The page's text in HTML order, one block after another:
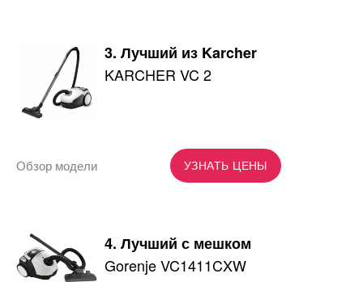
3. Лучший из Karcher
KARCHER VC 2
УЗНАТЬ ЦЕНЫ
Обзор модели
4. Лучший с мешком
Gorenje VC1411CXW